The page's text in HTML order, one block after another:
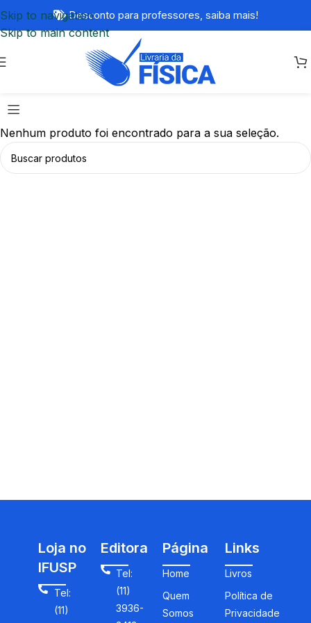
Skip to navigation
Skip to main content
Desconto para professores, saiba mais!
Nenhum produto foi encontrado para a sua seleção.
Loja no
IFUSP
Tel:
(11)
Editora
Tel:
(11)
3936-
Página
Home
Quem
Somos
Links
Livros
Política de
Privacidade